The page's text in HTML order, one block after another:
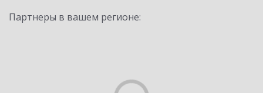
Партнеры в вашем регионе: